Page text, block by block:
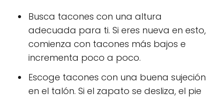
Busca tacones con una altura
adecuada para ti. Si eres nueva en esto,
comienza con tacones más bajos e
incrementa poco a poco.
Escoge tacones con una buena sujeción
en el talón. Si el zapato se desliza, el pie